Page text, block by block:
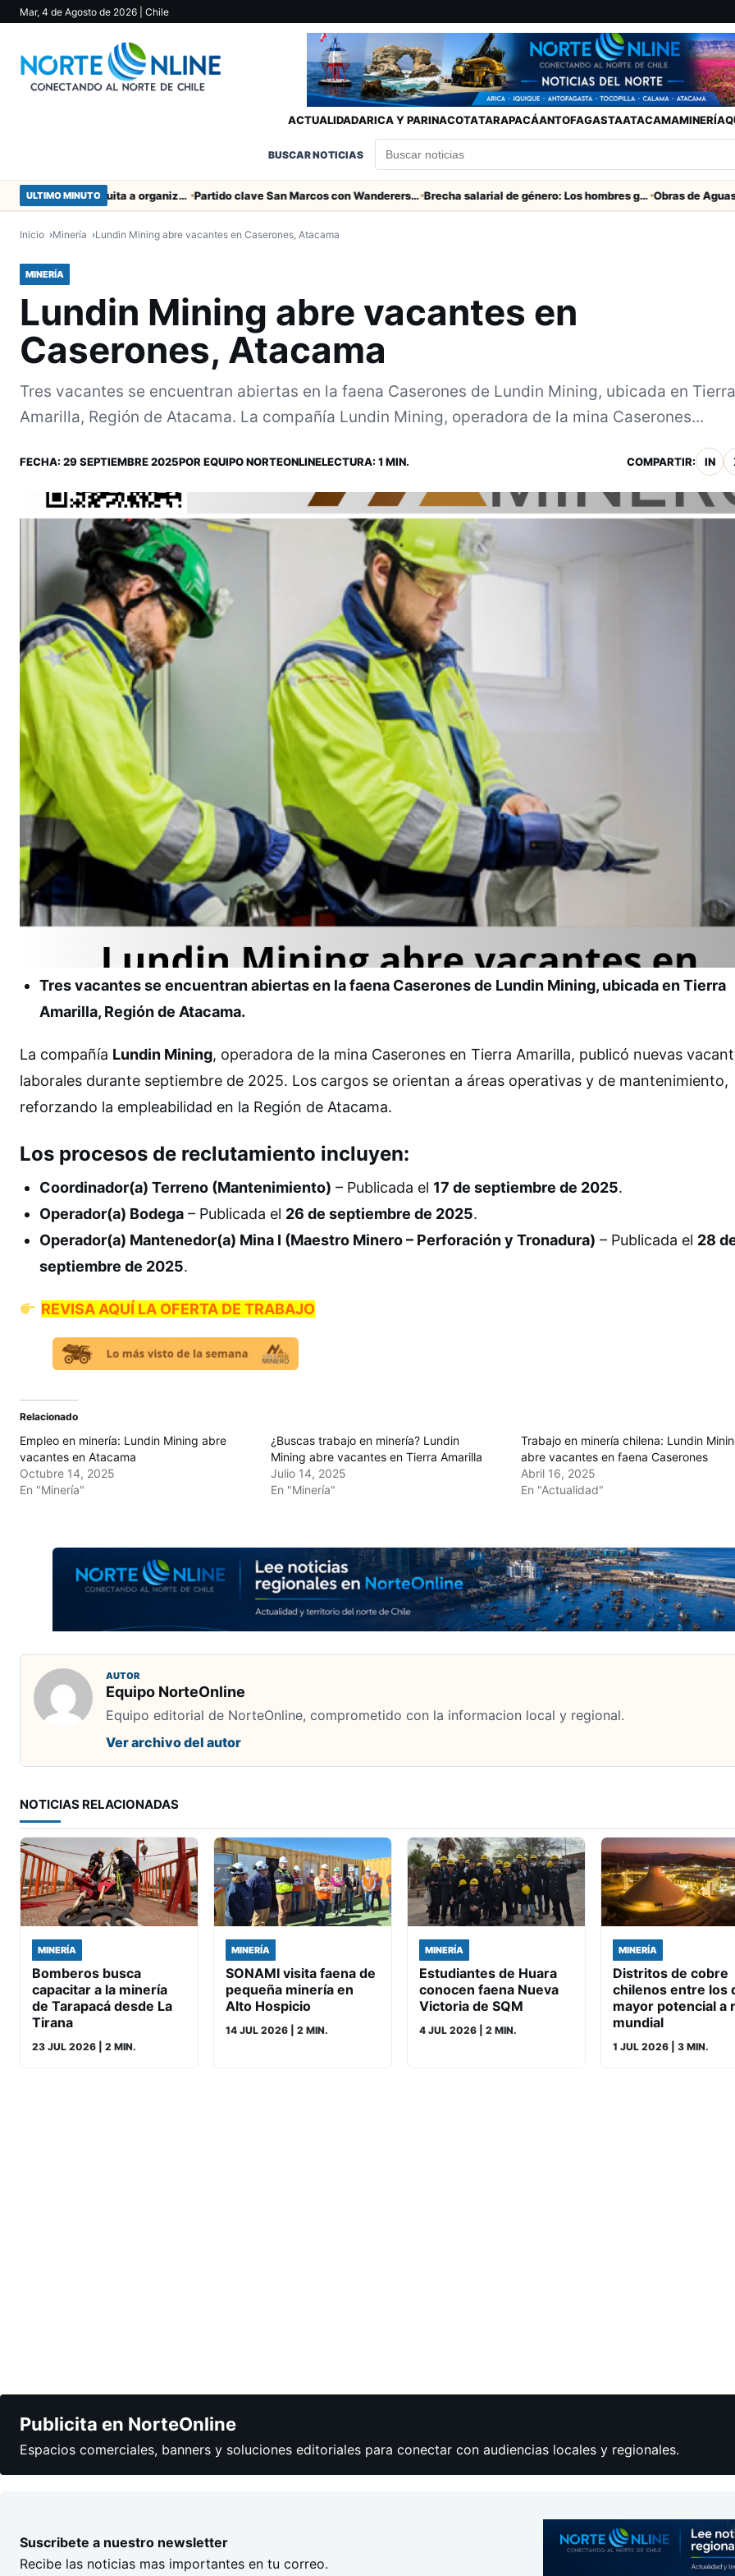
Mar, 4 de Agosto de 2026 | Chile
ACTUALIDADARICA Y PARINACOTATARAPACÁANTOFAGASTAATACAMAMINERÍA
BUSCAR NOTICIAS
ULTIMO MINUTO Entregaron fibra óptica gratuita a organizaciones sociales de Arica Partido clave San Marcos con Wanderers este sábado a las 15 horas en Valparaíso Brecha salarial de género: Los hombres ganan seis veces más que las mujeres
Inicio Minería Lundin Mining abre vacantes en Caserones, Atacama
MINERÍA
Lundin Mining abre vacantes en
Caserones, Atacama
Tres vacantes se encuentran abiertas en la faena Caserones de Lundin Mining, ubicada en Tierra
Amarilla, Región de Atacama. La compañía Lundin Mining, operadora de la mina Caserones...
FECHA: 29 SEPTIEMBRE 2025POR EQUIPO NORTEONLINELECTURA: 1 MIN. COMPARTIR: IN
Tres vacantes se encuentran abiertas en la faena Caserones de Lundin Mining, ubicada en Tierra
Amarilla, Región de Atacama.
La compañía Lundin Mining, operadora de la mina Caserones en Tierra Amarilla, publicó nuevas
laborales durante septiembre de 2025. Los cargos se orientan a áreas operativas y de mantenimiento,
reforzando la empleabilidad en la Región de Atacama.
Los procesos de reclutamiento incluyen:
Coordinador(a) Terreno (Mantenimiento) – Publicada el 17 de septiembre de 2025.
Operador(a) Bodega – Publicada el 26 de septiembre de 2025.
Operador(a) Mantenedor(a) Mina I (Maestro Minero – Perforación y Tronadura) – Publicada el 28
septiembre de 2025.
REVISA AQUÍ LA OFERTA DE TRABAJO
Relacionado
Empleo en minería: Lundin Mining abre
vacantes en Atacama
Octubre 14, 2025
En "Minería"
¿Buscas trabajo en minería? Lundin
Mining abre vacantes en Tierra Amarilla
Julio 14, 2025
En "Minería"
Trabajo en minería chilena: Lundin
abre vacantes en faena Caserones
Abril 16, 2025
En "Actualidad"
AUTOR
Equipo NorteOnline
Equipo editorial de NorteOnline, comprometido con la informacion local y regional.
Ver archivo del autor
NOTICIAS RELACIONADAS
MINERÍA
Bomberos busca
capacitar a la minería
de Tarapacá desde La
Tirana
23 JUL 2026 | 2 MIN.
MINERÍA
SONAMI visita faena de
pequeña minería en
Alto Hospicio
14 JUL 2026 | 2 MIN.
MINERÍA
Estudiantes de Huara
conocen faena Nueva
Victoria de SQM
4 JUL 2026 | 2 MIN.
MINERÍA
Distritos de cobre
chilenos entre los
mayor potencial a
mundial
1 JUL 2026 | 3 MIN.
Publicita en NorteOnline
Espacios comerciales, banners y soluciones editoriales para conectar con audiencias locales y regionales.
Suscribete a nuestro newsletter
Recibe las noticias mas importantes en tu correo.